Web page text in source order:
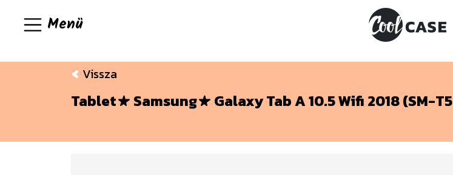
Menü
Vissza
Tablet Samsung Galaxy Tab A 10.5 Wifi 2018 (SM-